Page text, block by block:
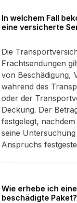
In welchem Fall
eine versicherte
Die
Frachtsendungen
von Beschädigung,
während des
oder der
Deckung. Der
festgelegt,
seine
Anspruchs
Wie erhebe ich
beschädigte Paket?